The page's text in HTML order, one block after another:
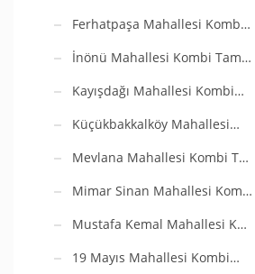
Ferhatpaşa Mahallesi Komb…
İnönü Mahallesi Kombi Tam…
Kayışdağı Mahallesi Kombi…
Küçükbakkalköy Mahallesi…
Mevlana Mahallesi Kombi T…
Mimar Sinan Mahallesi Kom…
Mustafa Kemal Mahallesi K…
19 Mayıs Mahallesi Kombi…